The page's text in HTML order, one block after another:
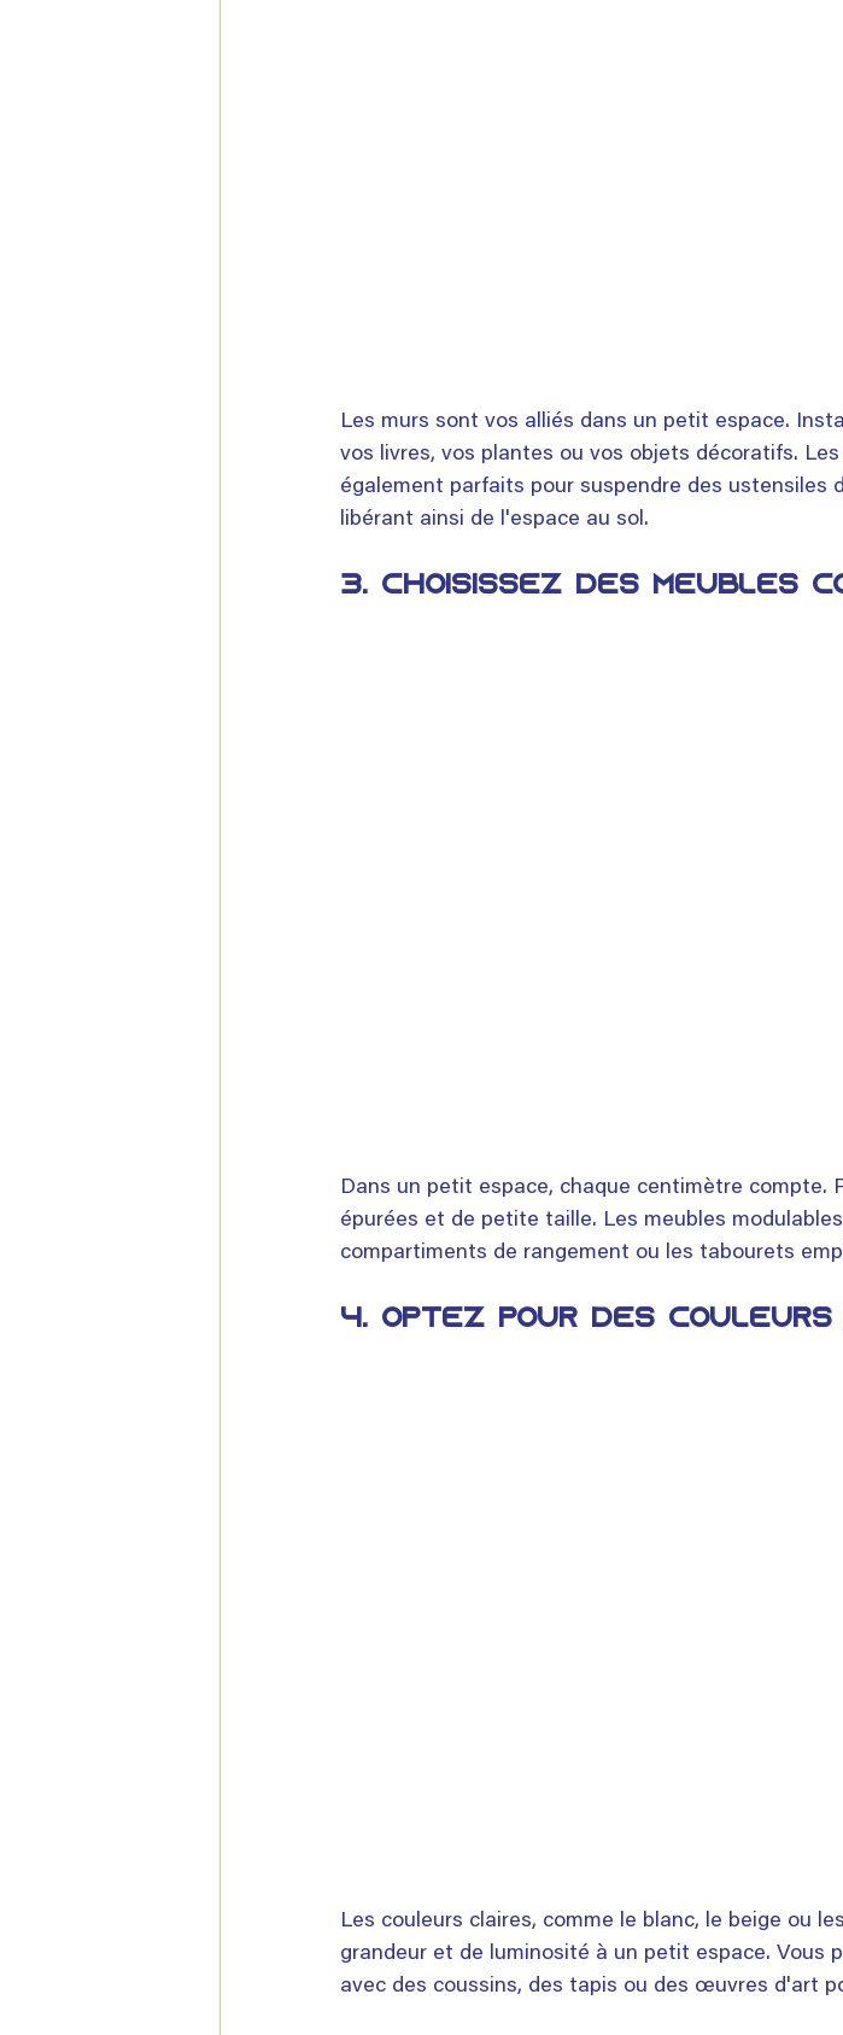
Les murs sont vos alliés dans un petit espace.
vos livres, vos plantes ou vos objets décoratifs.
également parfaits pour suspendre des ustensiles
libérant ainsi de l'espace au sol.
3. Choisissez des meubles
Dans un petit espace, chaque centimètre compte.
épurées et de petite taille. Les meubles
compartiments de rangement ou les tabourets
4. Optez pour des
Les couleurs claires, comme le blanc, le beige ou
grandeur et de luminosité à un petit espace. Vous
avec des coussins, des tapis ou des œuvres d'art